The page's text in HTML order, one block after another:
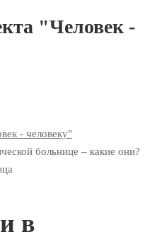
"Человек -
- человеку"
больнице – какие они?
в